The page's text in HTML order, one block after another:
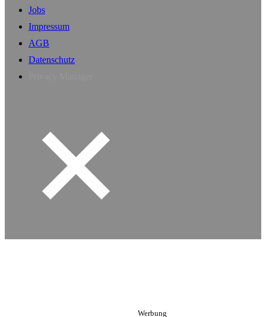
Jobs
Impressum
AGB
Datenschutz